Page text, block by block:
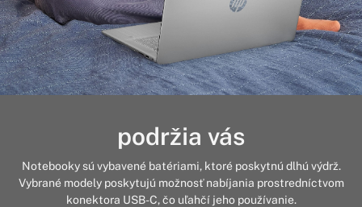
podržia vás
Notebooky sú vybavené batériami, ktoré poskytnú dlhú výdrž.
Vybrané modely poskytujú možnosť nabíjania prostredníctvom
konektora USB-C, čo uľahčí jeho používanie.